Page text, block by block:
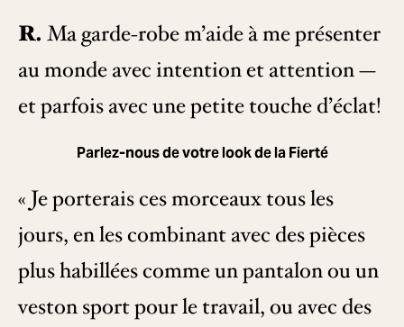
R. Ma garde-robe m’aide à me présenter
au monde avec intention et attention —
et parfois avec une petite touche d’éclat!
Parlez-nous de votre look de la Fierté
« Je porterais ces morceaux tous les
jours, en les combinant avec des pièces
plus habillées comme un pantalon ou un
veston sport pour le travail, ou avec des